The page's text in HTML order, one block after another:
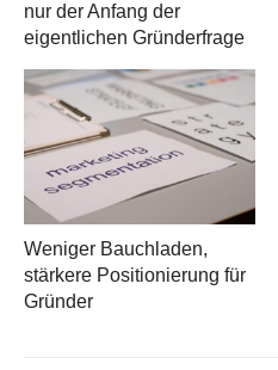
nur der Anfang der
eigentlichen Gründerfrage
Weniger Bauchladen,
stärkere Positionierung für
Gründer